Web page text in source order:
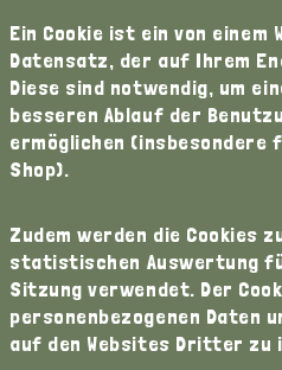
Ein Cookie ist ein von
Datensatz, der auf Ihrem
Diese sind notwendig, um
besseren Ablauf der
ermöglichen (insbesondere
Shop).
Zudem werden die Cookies
statistischen Auswertung
Sitzung verwendet. Der
personenbezogenen Daten
auf den Websites Dritter